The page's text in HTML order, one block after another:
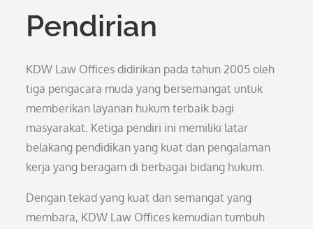
Pendirian
KDW Law Offices didirikan pada tahun 2005 oleh
tiga pengacara muda yang bersemangat untuk
memberikan layanan hukum terbaik bagi
masyarakat. Ketiga pendiri ini memiliki latar
belakang pendidikan yang kuat dan pengalaman
kerja yang beragam di berbagai bidang hukum.
Dengan tekad yang kuat dan semangat yang
membara, KDW Law Offices kemudian tumbuh